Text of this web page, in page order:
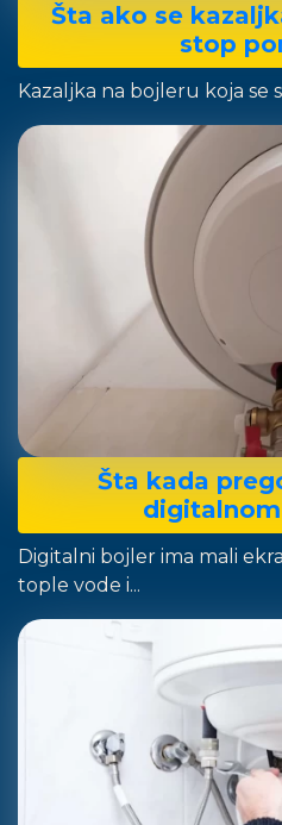
Šta ako se
stop
Kazaljka na bojleru koja se
Šta kada
Digitalni bojler ima mali
tople vode i...